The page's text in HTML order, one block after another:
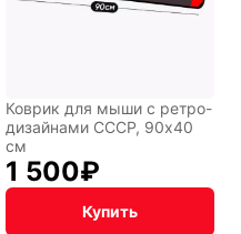
Коврик для мыши с ретро-
дизайнами СССР, 90x40
см
1 500₽
Купить